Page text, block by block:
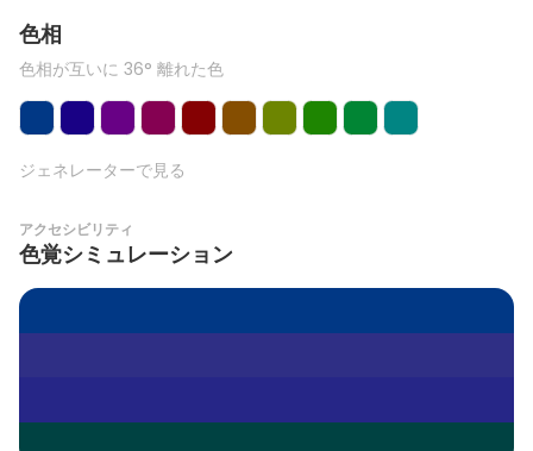
色相
色相が互いに 36° 離れた色
ジェネレーターで見る
アクセシビリティ
色覚シミュレーション